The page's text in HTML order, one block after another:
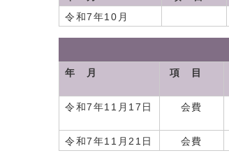
令和7年10月
年 月 項 目
令和7年11月17日
会費
令和7年11月21日 会費